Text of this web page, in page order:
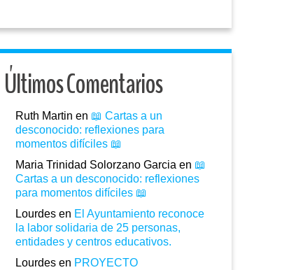
Últimos Comentarios
Ruth Martin en 📖 Cartas a un
desconocido: reflexiones para
momentos difíciles 📖
Maria Trinidad Solorzano Garcia en 📖
Cartas a un desconocido: reflexiones
para momentos difíciles 📖
Lourdes en El Ayuntamiento reconoce
la labor solidaria de 25 personas,
entidades y centros educativos.
Lourdes en PROYECTO